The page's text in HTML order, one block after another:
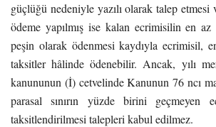
güçlüğü nedeniyle yazılı olarak talep etmesi
ödeme yapılmış ise kalan ecrimisilin en
peşin olarak ödenmesi kaydıyla ecrimisil,
taksitler hâlinde ödenebilir. Ancak, yılı
kanununun (İ) cetvelinde Kanunun 76 ncı
parasal sınırın yüzde birini geçmeyen
taksitlendirilmesi talepleri kabul edilmez.